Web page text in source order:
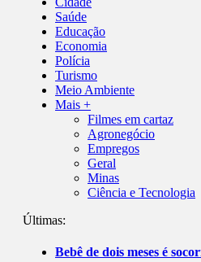
Saúde
Educação
Economia
Polícia
Turismo
Meio Ambiente
Mais +
Filmes em cartaz
Agronegócio
Empregos
Geral
Minas
Ciência e Tecnologia
Últimas:
Bebê de dois meses é